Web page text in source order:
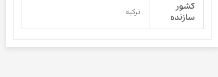
کشور
سازنده
ترکیه